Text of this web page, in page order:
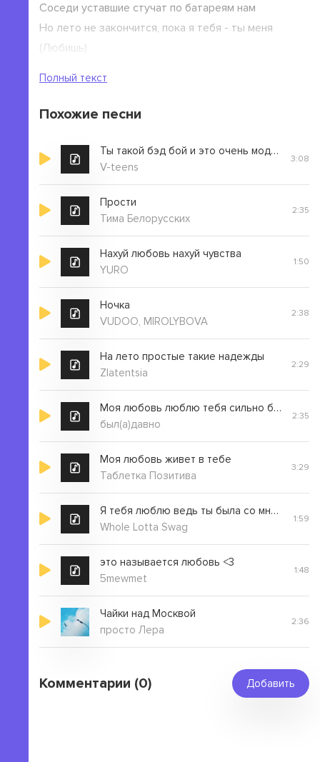
Соседи уставшие стучат по батареям нам
Но лето не закончится, пока я тебя - ты меня
(Любишь)
Полный текст
Похожие песни
Ты такой бэд бой и это очень модно
V-teens
3:08
Прости
Тима Белорусских
2:35
Нахуй любовь нахуй чувства
YURO
1:50
Ночка
VUDOO, MIROLYBOVA
2:38
На лето простые такие надежды
Zlatentsia
2:29
Моя любовь люблю тебя сильно бей
был(а)давно
2:35
Моя любовь живет в тебе
Таблетка Позитива
3:29
Я тебя люблю ведь ты была со мной в подвалах
Whole Lotta Swag
1:59
это называется любовь <3
5mewmet
1:48
Чайки над Москвой
просто Лера
2:36
Комментарии (0) Добавить